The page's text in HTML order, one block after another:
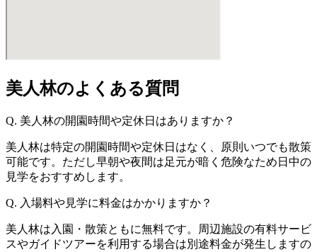
美人林のよくある質問
Q. 美人林の開園時間や定休日はありますか？
美人林は特定の開園時間や定休日はなく、原則いつでも散策
可能です。ただし早朝や夜間は足元が暗く危険なため日中の
見学をおすすめします。
Q. 入場料や見学に料金はかかりますか？
美人林は入園・散策ともに無料です。周辺施設の有料サービ
スやガイドツアーを利用する場合は別途料金が発生しますの